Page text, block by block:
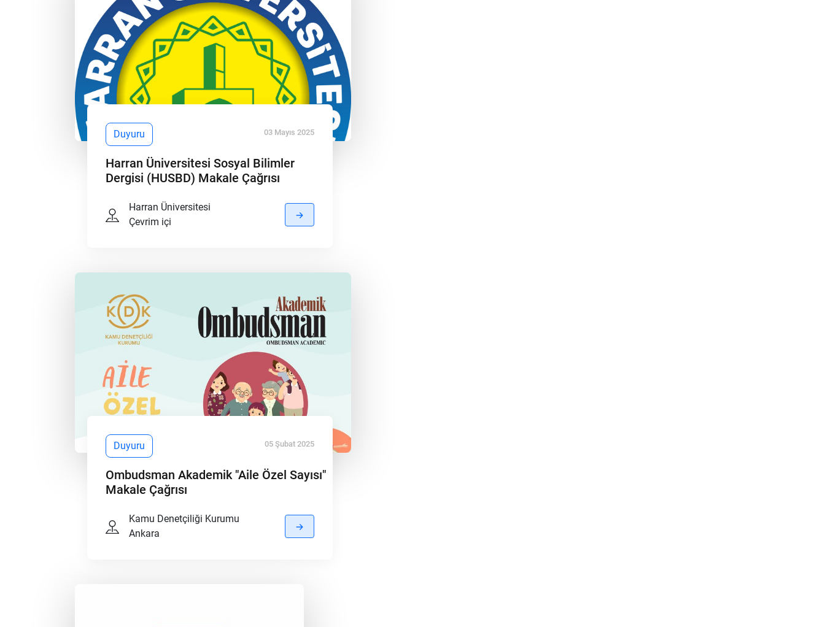
Duyuru 03 Mayıs 2025
Harran Üniversitesi Sosyal Bilimler
Dergisi (HUSBD) Makale Çağrısı
Harran Üniversitesi
Çevrim içi
Duyuru 05 Şubat 2025
Ombudsman Akademik "Aile Özel Sayısı"
Makale Çağrısı
Kamu Denetçiliği Kurumu
Ankara